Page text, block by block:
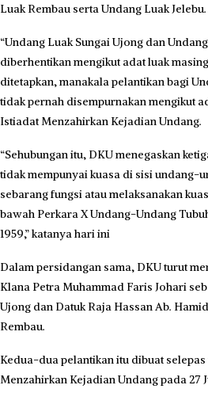
Luak Rembau serta Undang Luak Jelebu.
“Undang Luak Sungai Ujong dan
diberhentikan mengikut adat luak
ditetapkan, manakala pelantikan bagi
tidak pernah disempurnakan mengikut
Istiadat Menzahirkan Kejadian Undang.
“Sehubungan itu, DKU menegaskan
tidak mempunyai kuasa di sisi undang-
sebarang fungsi atau melaksanakan
bawah Perkara X Undang-Undang
1959,” katanya hari ini
Dalam persidangan sama, DKU turut
Klana Petra Muhammad Faris Johari
Ujong dan Datuk Raja Hassan Ab.
Rembau.
Kedua-dua pelantikan itu dibuat
Menzahirkan Kejadian Undang pada 27